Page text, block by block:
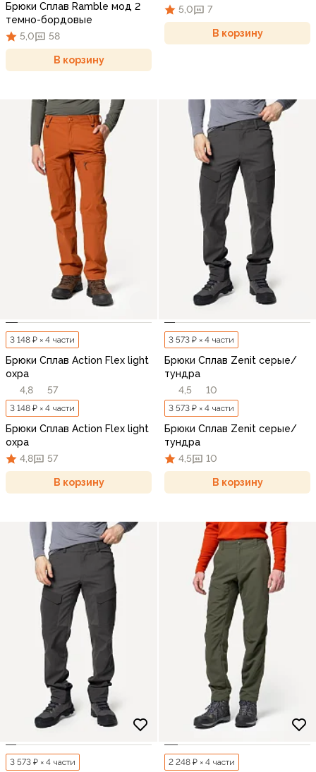
Брюки Сплав Ramble мод 2
темно-бордовые
5,0
58
В корзину
5,0
7
В корзину
3 148 ₽ × 4 части
Брюки Сплав Action Flex light
охра
4,8
57
3 148 ₽ × 4 части
Брюки Сплав Action Flex light
охра
4,8
57
В корзину
3 573 ₽ × 4 части
Брюки Сплав Zenit серые/
тундра
4,5
10
3 573 ₽ × 4 части
Брюки Сплав Zenit серые/
тундра
4,5
10
В корзину
3 573 ₽ × 4 части 2 248 ₽ × 4 части